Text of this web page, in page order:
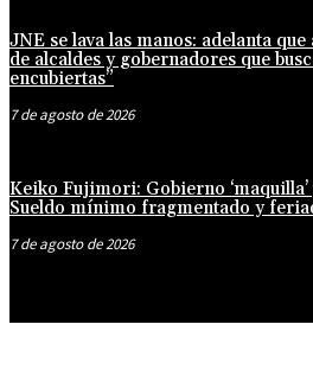
JNE se lava las manos: adelanta
de alcaldes y gobernadores que
encubiertas”
7 de agosto de 2026
Keiko Fujimori: Gobierno
Sueldo mínimo fragmentado y
7 de agosto de 2026